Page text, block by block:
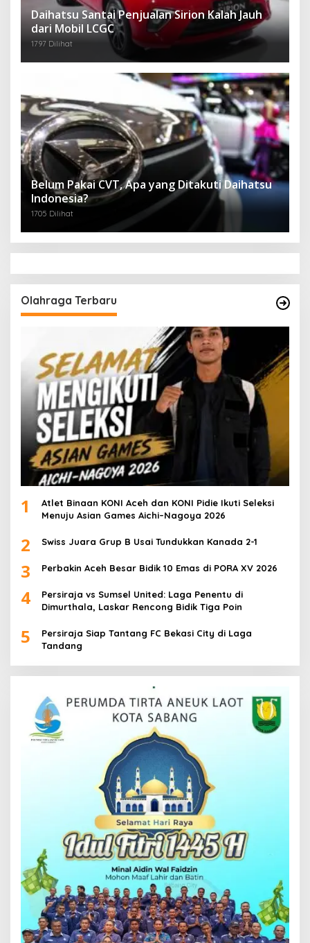
Daihatsu Santai Penjualan Sirion Kalah Jauh
dari Mobil LCGC
1797 Dilihat
Belum Pakai CVT, Apa yang Ditakuti Daihatsu
Indonesia?
1705 Dilihat
Olahraga Terbaru
1
Atlet Binaan KONI Aceh dan KONI Pidie Ikuti Seleksi
Menuju Asian Games Aichi–Nagoya 2026
2 Swiss Juara Grup B Usai Tundukkan Kanada 2-1
3 Perbakin Aceh Besar Bidik 10 Emas di PORA XV 2026
4
Persiraja vs Sumsel United: Laga Penentu di
Dimurthala, Laskar Rencong Bidik Tiga Poin
5
Persiraja Siap Tantang FC Bekasi City di Laga
Tandang